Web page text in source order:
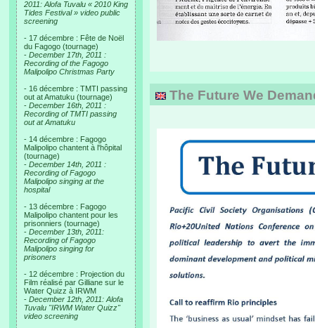
2011: Alofa Tuvalu « 2010 King
Tides Festival » video public
screening
- 17 décembre : Fête de Noël
du Fagogo (tournage)
- December 17th, 2011 :
Recording of the Fagogo
Malipolipo Christmas Party
- 16 décembre : TMTI passing
out at Amatuku (tournage)
- December 16th, 2011 :
Recording of TMTI passing
out at Amatuku
- 14 décembre : Fagogo
Malipolipo chantent à l'hôpital
(tournage)
- December 14th, 2011 :
Recording of Fagogo
Malipolipo singing at the
hospital
- 13 décembre : Fagogo
Malipolipo chantent pour les
prisonniers (tournage)
- December 13th, 2011:
Recording of Fagogo
Malipolipo singing for
prisoners
- 12 décembre : Projection du
Film réalisé par Gilliane sur le
Water Quizz à IRWM
- December 12th, 2011: Alofa
Tuvalu "IRWM Water Quizz"
video screening
The Future We